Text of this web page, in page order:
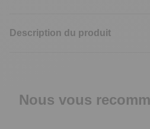
Description du produit
Nous vous